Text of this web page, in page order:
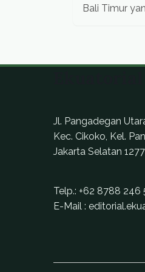
Bali Timur
Jl. Pangadegan
Kec. Cikoko, Kel.
Jakarta Selatan
Telp.: +62 8788 246
E-Mail :